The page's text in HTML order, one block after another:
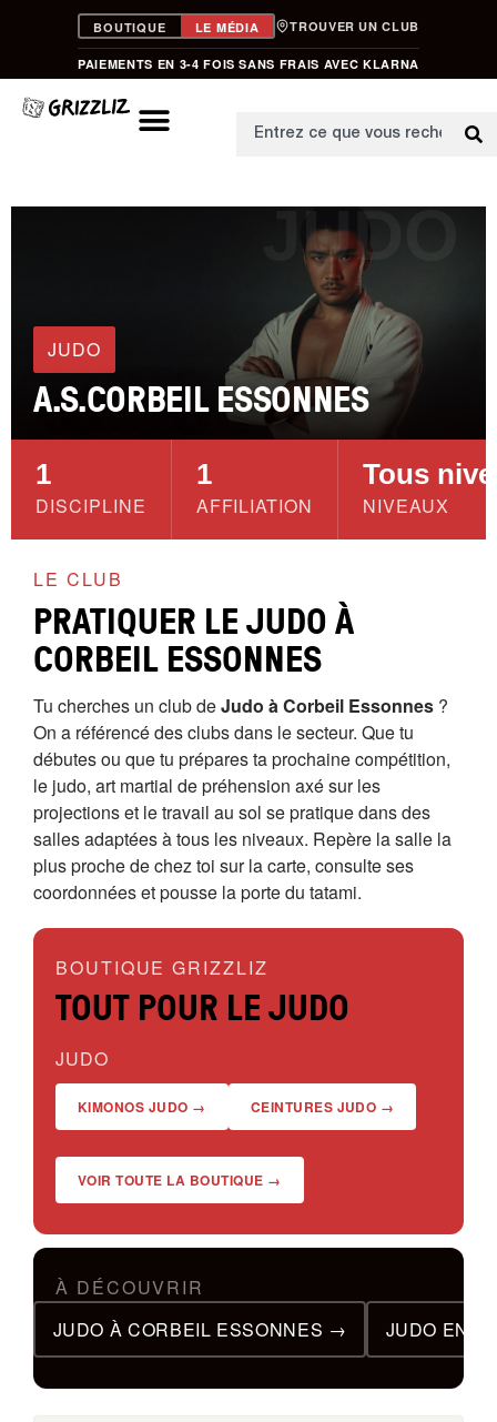
BOUTIQUE LE MÉDIA TROUVER UN CLUB
PAIEMENTS EN 3-4 FOIS SANS FRAIS AVEC KLARNA
JUDO
JUDO
A.S.CORBEIL ESSONNES
1
DISCIPLINE
1
AFFILIATION
Tous
NIVEAUX
LE CLUB
PRATIQUER LE JUDO À
CORBEIL ESSONNES
Tu cherches un club deJudo à Corbeil Essonnes ?
On a référencé des clubs dans le secteur. Que tu
débutes ou que tu prépares ta prochaine compétition,
le judo, art martial de préhension axé sur les
projections et le travail au sol se pratique dans des
salles adaptées à tous les niveaux. Repère la salle la
plus proche de chez toi sur la carte, consulte ses
coordonnées et pousse la porte du tatami.
BOUTIQUE GRIZZLIZ
TOUT POUR LE JUDO
JUDO
KIMONOS JUDO → CEINTURES JUDO →
VOIR TOUTE LA BOUTIQUE →
À DÉCOUVRIR
JUDO À CORBEIL ESSONNES →
JUDO EN